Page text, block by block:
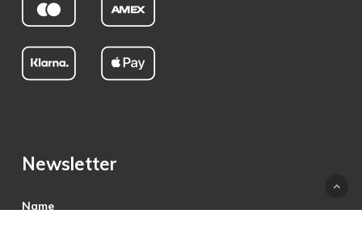
Newsletter
Name